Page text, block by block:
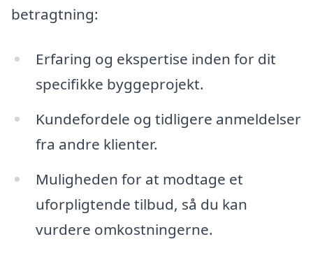
betragtning:
Erfaring og ekspertise inden for dit
specifikke byggeprojekt.
Kundefordele og tidligere anmeldelser
fra andre klienter.
Muligheden for at modtage et
uforpligtende tilbud, så du kan
vurdere omkostningerne.